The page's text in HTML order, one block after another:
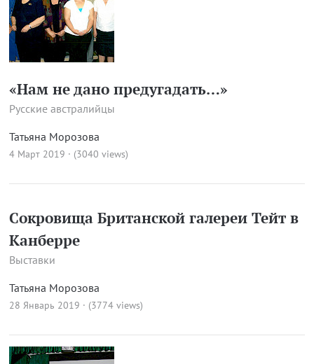
«Нам не дано предугадать…»
Русские австралийцы
Татьяна Морозова
4 Март 2019 · (3040 views)
Сокровища Британской галереи Тейт в
Канберре
Выставки
Татьяна Морозова
28 Январь 2019 · (3774 views)